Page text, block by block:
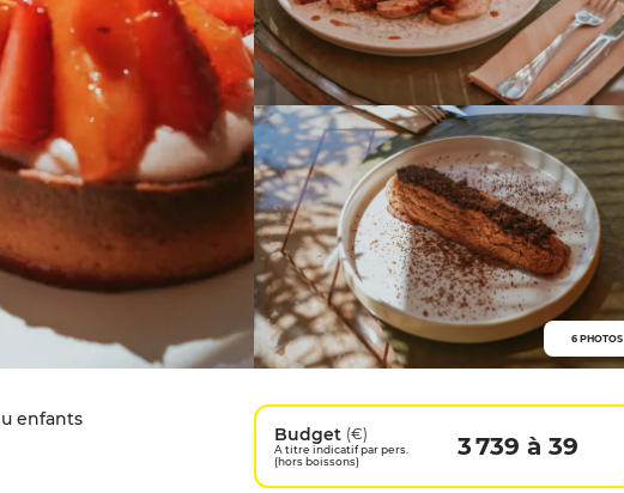
6 PHOTOS
enfants
Budget (€)
A titre indicatif par pers.
(hors boissons)
3 739 à 39